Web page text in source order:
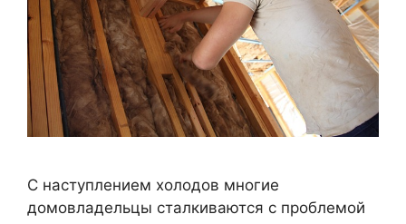
С наступлением холодов многие
домовладельцы сталкиваются с проблемой